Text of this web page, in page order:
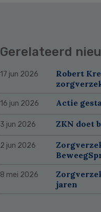
Gerelateerd
17 jun 2026
Robert
16 jun 2026 Actie
3 jun 2026 ZKN doet
2 jun 2026
8 mei 2026
jaren